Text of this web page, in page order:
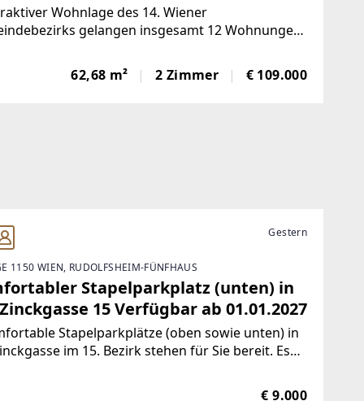
Wohnlage des 14. Wiener
gelangen insgesamt 12 Wohnungen,
Straße zum Einzelabverkauf. Das Angebot
überwiegend vermietete (befristete und
62,68 m² 2 Zimmer € 109.000
Gestern
1150 WIEN, RUDOLFSHEIM-FÜNFHAUS
Stapelparkplatz (unten) in
15 Verfügbar ab 01.01.2027
Stapelparkplätze (oben sowie unten) in
im 15. Bezirk stehen für Sie bereit. Es
€ 9.000